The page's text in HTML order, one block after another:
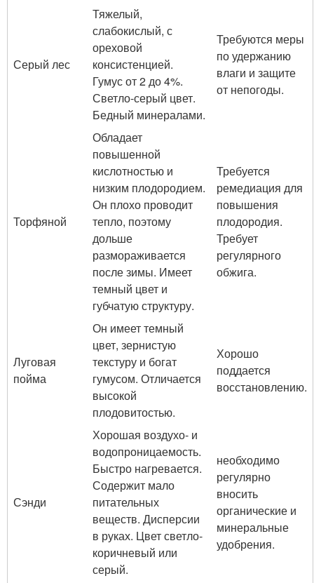
Серый лес
Тяжелый,
слабокислый, с
ореховой
консистенцией.
Гумус от 2 до 4%.
Светло-серый цвет.
Бедный минералами.
Требуются меры
по удержанию
влаги и защите
от непогоды.
Торфяной
Обладает
повышенной
кислотностью и
низким плодородием.
Он плохо проводит
тепло, поэтому
дольше
размораживается
после зимы. Имеет
темный цвет и
губчатую структуру.
Требуется
ремедиация для
повышения
плодородия.
Требует
регулярного
обжига.
Луговая
пойма
Он имеет темный
цвет, зернистую
текстуру и богат
гумусом. Отличается
высокой
плодовитостью.
Хорошо
поддается
восстановлению.
Сэнди
Хорошая воздухо- и
водопроницаемость.
Быстро нагревается.
Содержит мало
питательных
веществ. Дисперсии
в руках. Цвет светло-
коричневый или
серый.
необходимо
регулярно
вносить
органические и
минеральные
удобрения.